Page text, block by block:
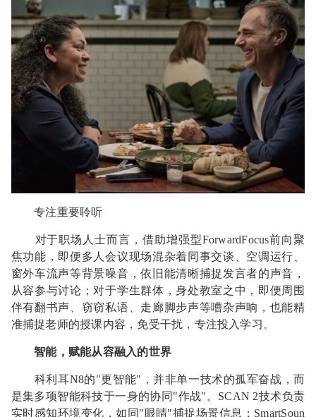
专注重要聆听
对于职场人士而言，借助增强型ForwardFocus前向聚
焦功能，即便多人会议现场混杂着同事交谈、空调运行、
窗外车流声等背景噪音，依旧能清晰捕捉发言者的声音，
从容参与讨论；对于学生群体，身处教室之中，即便周围
伴有翻书声、窃窃私语、走廊脚步声等嘈杂声响，也能精
准捕捉老师的授课内容，免受干扰，专注投入学习。
智能，赋能从容融入的世界
科利耳N8的"更智能"，并非单一技术的孤军奋战，而
是集多项智能科技于一身的协同"作战"。SCAN 2技术负责
实时感知环境变化，如同"眼睛"捕捉场景信息；SmartSoun